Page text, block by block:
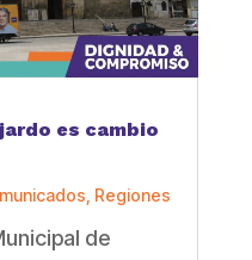
es cambio
Regiones
de